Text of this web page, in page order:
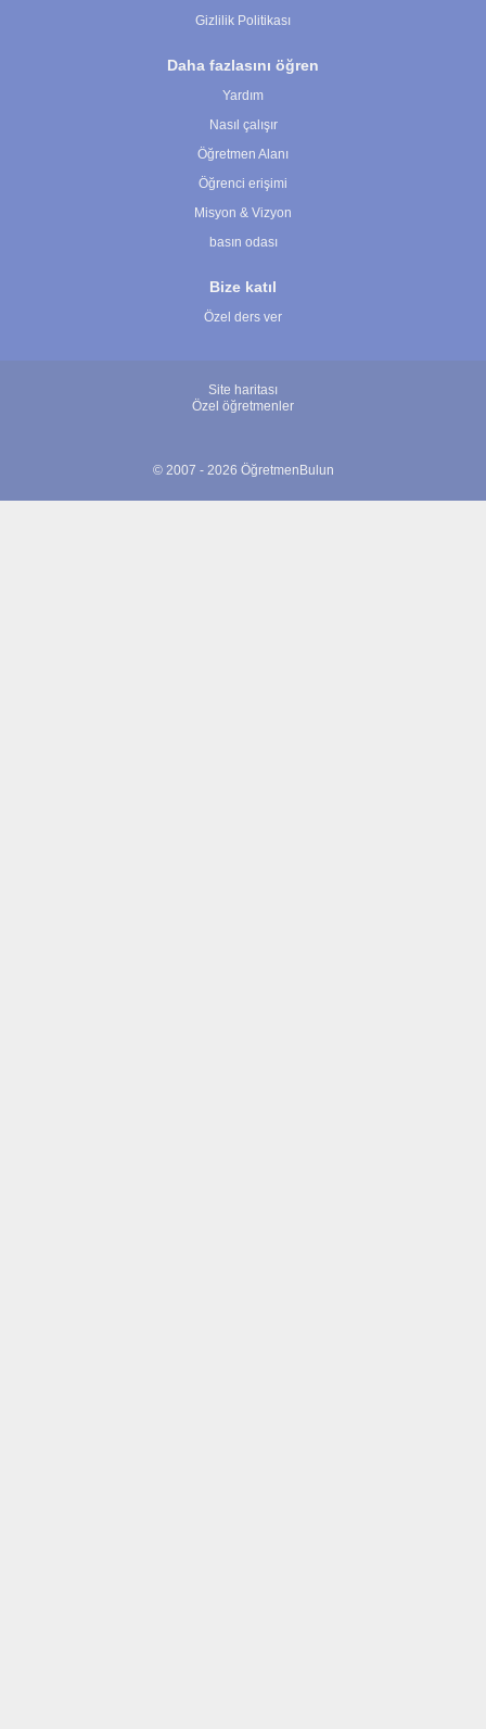
Gizlilik Politikası
Daha fazlasını öğren
Yardım
Nasıl çalışır
Öğretmen Alanı
Öğrenci erişimi
Misyon & Vizyon
basın odası
Bize katıl
Özel ders ver
Site haritası
Özel öğretmenler
© 2007 - 2026 ÖğretmenBulun